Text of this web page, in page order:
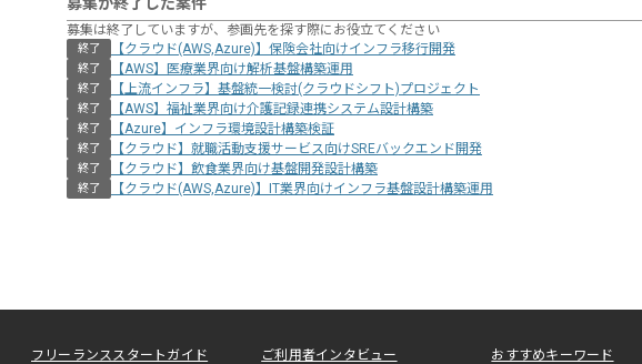
募集は終了していますが、参画先を探す際にお役立てください
終了 【クラウド(AWS,Azure)】保険会社向けインフラ移行開発
終了 【AWS】医療業界向け解析基盤構築運用
終了 【上流インフラ】基盤統一検討(クラウドシフト)プロジェクト
終了 【AWS】福祉業界向け介護記録連携システム設計構築
終了 【Azure】インフラ環境設計構築検証
終了 【クラウド】就職活動支援サービス向けSREバックエンド開発
終了 【クラウド】飲食業界向け基盤開発設計構築
終了 【クラウド(AWS,Azure)】IT業界向けインフラ基盤設計構築運用
フリーランススタートガイド ご利用者インタビュー おすすめキーワード